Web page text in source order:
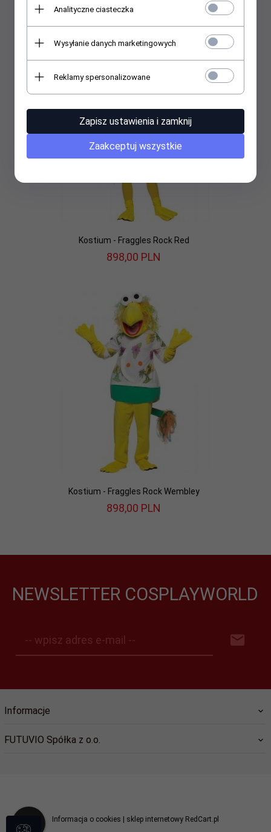
898,00
Kostium - Fraggles Rock Red
898,00 PLN
Kostium - Fraggles Rock Wembley
898,00 PLN
NEWSLETTER COSPLAYWORLD
-- wpisz adres e-mail --
Informacje
FUTUVIO Spółka z o.o.
kontakt@cosplayworld.pl
Informacja o cookies sklep internetowy RedCart.pl
Analityczne ciasteczka
Wysyłanie danych marketingowych
Reklamy spersonalizowane
Zapisz ustawienia i zamknij
Zaakceptuj wszystkie